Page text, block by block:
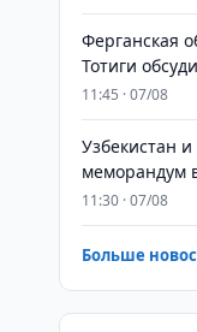
Ферганская
Тотиги
11:45 · 07/08
Узбекистан
меморандум
11:30 · 07/08
Больше